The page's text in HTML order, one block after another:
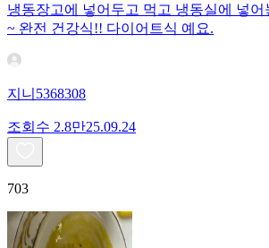
냉동장고에 넣어두고 먹고 냉동실에 넣어
~ 완전 건강식!! 다이어트식 예요.
지니5368308
조회수 2.8만25.09.24
703